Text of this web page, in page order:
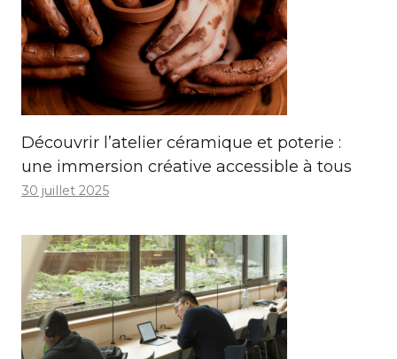
Découvrir l’atelier céramique et poterie :
une immersion créative accessible à tous
30 juillet 2025